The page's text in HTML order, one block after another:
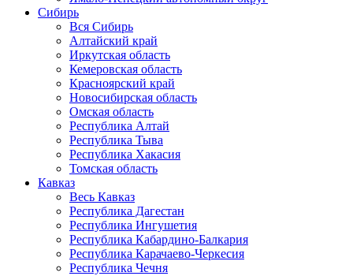
Сибирь
Вся Сибирь
Алтайский край
Иркутская область
Кемеровская область
Красноярский край
Новосибирская область
Омская область
Республика Алтай
Республика Тыва
Республика Хакасия
Томская область
Кавказ
Весь Кавказ
Республика Дагестан
Республика Ингушетия
Республика Кабардино-Балкария
Республика Карачаево-Черкесия
Республика Чечня